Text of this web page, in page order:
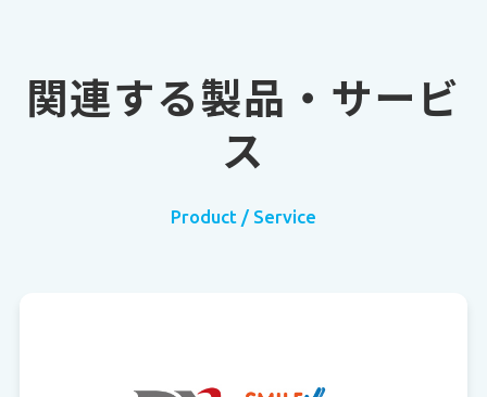
関連する製品・サービ
ス
Product / Service